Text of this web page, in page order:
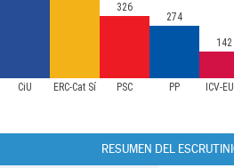
CiU ERC-Cat Sí PSC PP ICV-
326
274
142
RESUMEN DEL